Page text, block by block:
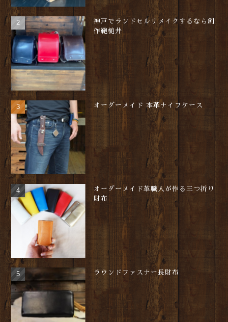
神戸でランドセルリメイクするなら創
作鞄槌井
オーダーメイド 本革ナイフケース
オーダーメイド革職人が作る三つ折り
財布
ラウンドファスナー長財布